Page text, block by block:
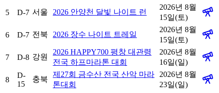
5 D-7 서울 2026 안양천 달빛 나이트 런
2026년 8월
15일(토)
6 D-7 전북 2026 장수 나이트 트레일
2026년 8월
15일(토)
7 D-8 강원
2026 HAPPY700 평창 대관령
전국 하프마라톤 대회
2026년 8월
16일(일)
8
D-
15
충북
제27회 금수산 전국 산악 마라
톤대회
2026년 8월
23일(일)